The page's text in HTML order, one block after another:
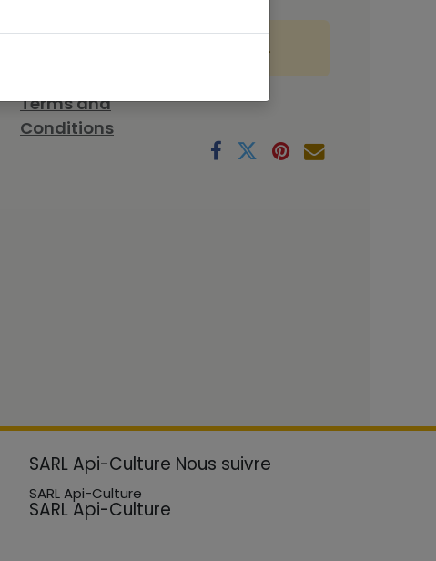
This product is no longer available.
Terms and
Conditions
SARL Api-Culture Nous suivre
SARL Api-Culture
SARL Api-Culture